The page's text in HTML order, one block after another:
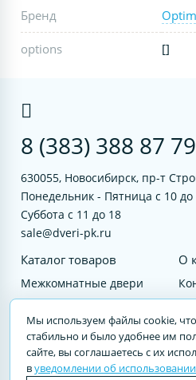
Бренд
options []
8 (383) 388 87 79
630055, Новосибирск, пр-т
Понедельник - Пятница с 10 до
Суббота с 11 до 18
sale@dveri-pk.ru
Каталог товаров
Межкомнатные двери
Входные двери
Услуги
О
Мы используем файлы cookie,
стабильно и было удобнее им
сайте, вы соглашаетесь с их
вуведомлении об